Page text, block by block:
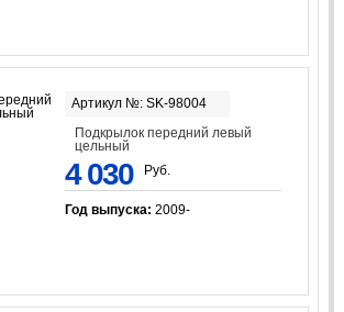
Артикул №: SK-98004
Подкрылок передний левый
цельный
4 030 Руб.
Год выпуска: 2009-